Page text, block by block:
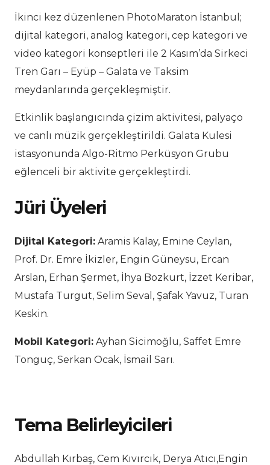
İkinci kez düzenlenen PhotoMaraton İstanbul;
dijital kategori, analog kategori, cep kategori ve
video kategori konseptleri ile 2 Kasım’da Sirkeci
Tren Garı – Eyüp – Galata ve Taksim
meydanlarında gerçekleşmiştir.
Etkinlik başlangıcında çizim aktivitesi, palyaço
ve canlı müzik gerçekleştirildi. Galata Kulesi
istasyonunda Algo-Ritmo Perküsyon Grubu
eğlenceli bir aktivite gerçekleştirdi.
Jüri Üyeleri
Dijital Kategori: Aramis Kalay, Emine Ceylan,
Prof. Dr. Emre İkizler, Engin Güneysu, Ercan
Arslan, Erhan Şermet, İhya Bozkurt, İzzet Keribar,
Mustafa Turgut, Selim Seval, Şafak Yavuz, Turan
Keskin.
Mobil Kategori: Ayhan Sicimoğlu, Saffet Emre
Tonguç, Serkan Ocak, İsmail Sarı.
Tema Belirleyicileri
Abdullah Kırbaş, Cem Kıvırcık, Derya Atıcı,Engin